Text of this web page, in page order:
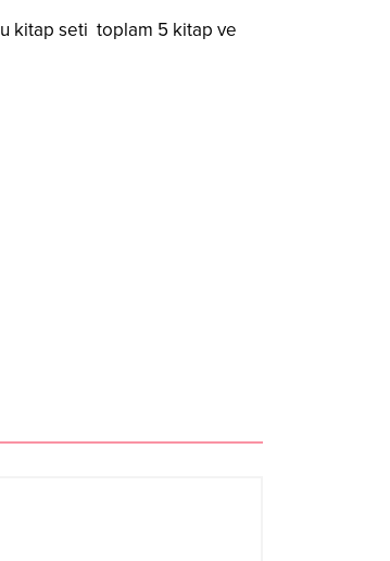
kitap seti toplam 5 kitap ve